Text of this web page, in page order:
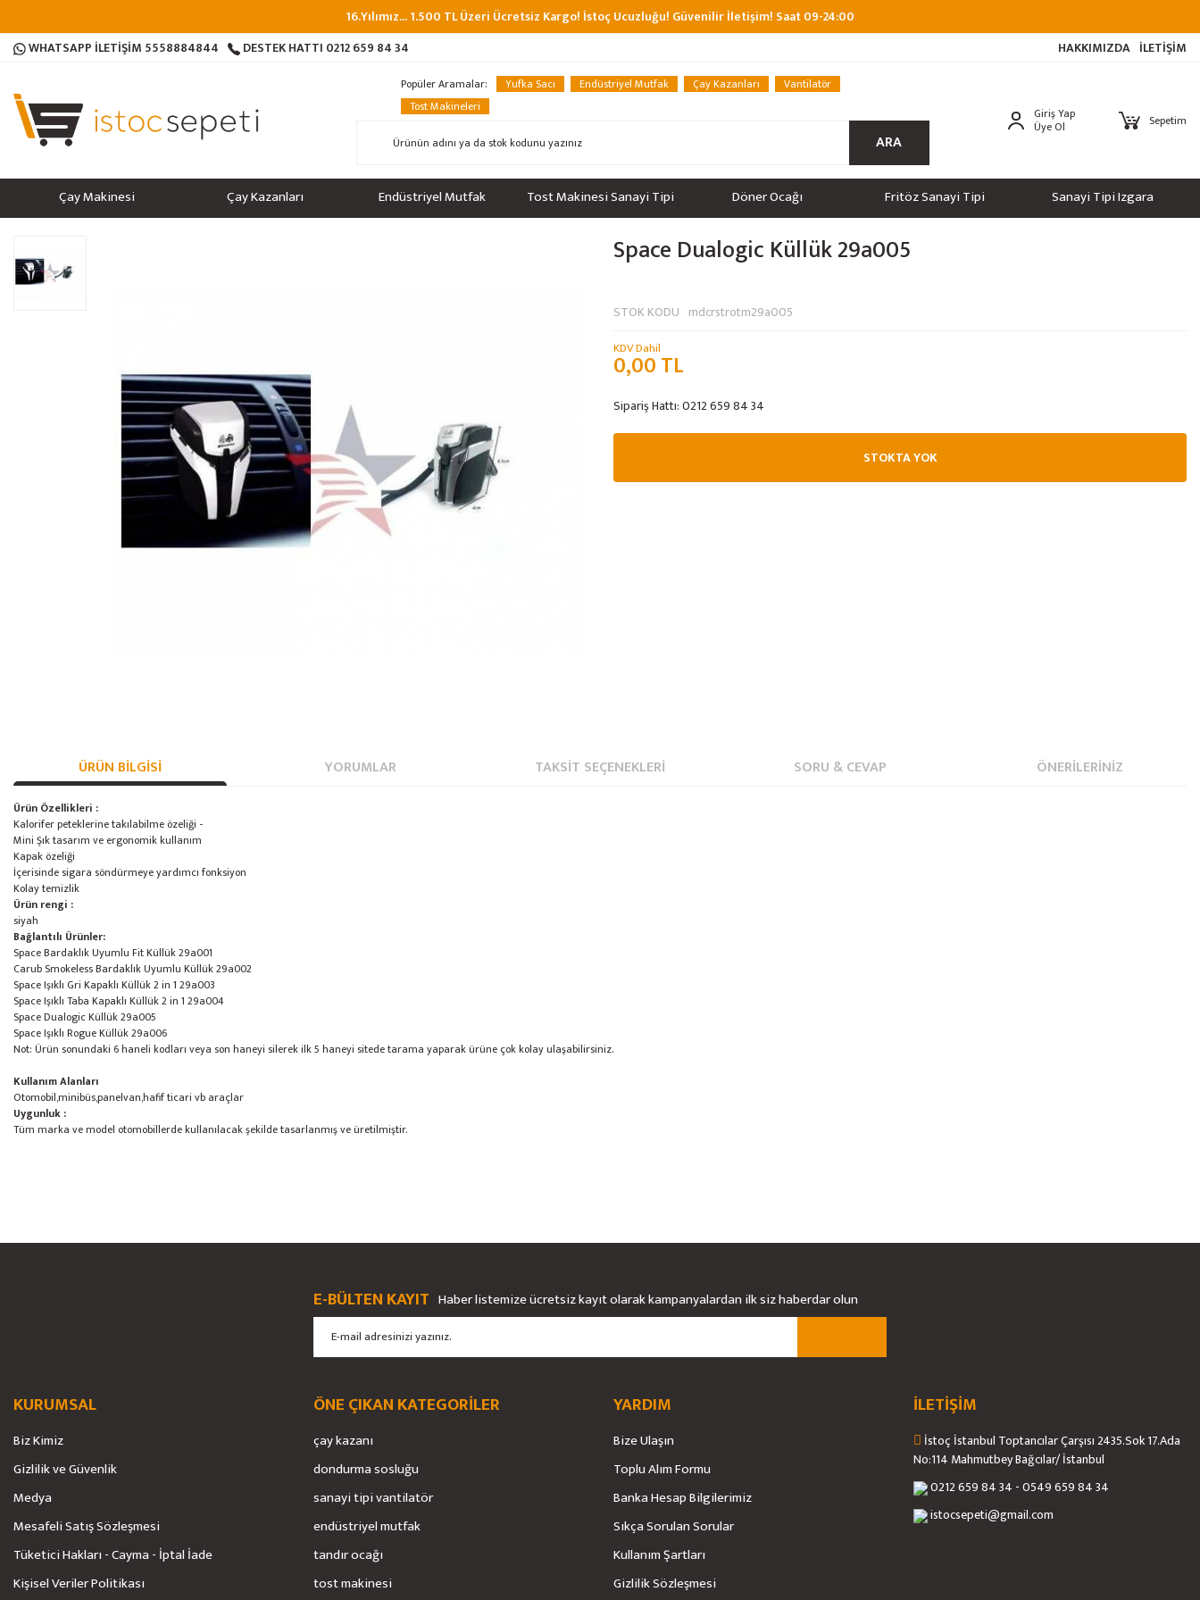
16.Yılımız... 1.500 TL Üzeri Ücretsiz Kargo! İstoç Ucuzluğu! Güvenilir İletişim! Saat 09-24:00
WHATSAPP İLETİŞİM 5558884844 DESTEK HATTI 0212 659 84 34 HAKKIMIZDA İLETİŞİM
Popüler Aramalar: Yufka Sacı Endüstriyel Mutfak Çay Kazanları
Vantilatör
Tost Makineleri
ARA
Giriş Yap
Üye Ol Sepetim
Çay Makinesi Çay Kazanları Endüstriyel Mutfak Tost Makinesi Sanayi Tipi Döner Ocağı Fritöz Sanayi Tipi Sanayi Tipi Izgara
Space Dualogic Küllük 29a005
STOK KODU mdcrstrotm29a005
KDV Dahil
0,00 TL
Sipariş Hattı:0212 659 84 34
STOKTA YOK
ÜRÜN BILGISI YORUMLAR TAKSIT SEÇENEKLERI SORU & CEVAP ÖNERILERINIZ
Ürün Özellikleri :
Kalorifer peteklerine takılabilme özeliği -
Mini Şık tasarım ve ergonomik kullanım
Kapak özeliği
İçerisinde sigara söndürmeye yardımcı fonksiyon
Kolay temizlik
Ürün rengi :
siyah
Bağlantılı Ürünler:
Space Bardaklık Uyumlu Fit Küllük 29a001
Carub Smokeless Bardaklık Uyumlu Küllük 29a002
Space Işıklı Gri Kapaklı Küllük 2 in 1 29a003
Space Işıklı Taba Kapaklı Küllük 2 in 1 29a004
Space Dualogic Küllük 29a005
Space Işıklı Rogue Küllük 29a006
Not: Ürün sonundaki 6 haneli kodları veya son haneyi silerek ilk 5 haneyi sitede tarama yaparak ürüne çok kolay ulaşabilirsiniz.
Kullanım Alanları
Otomobil,minibüs,panelvan,hafif ticari vb araçlar
Uygunluk :
Tüm marka ve model otomobillerde kullanılacak şekilde tasarlanmış ve üretilmiştir.
Bu ürüne ilk yorumu siz yapın!
Yorum Yaz
Soru Sor
Görüş ve önerileriniz için teşekkür ederiz.
Gönder
E-BÜLTEN KAYIT Haber listemize ücretsiz kayıt olarak kampanyalardan ilk siz haberdar olun
KURUMSAL
Biz Kimiz
Gizlilik ve Güvenlik
Medya
Mesafeli Satış Sözleşmesi
Tüketici Hakları - Cayma - İptal İade
Kişisel Veriler Politikası
ÖNE ÇIKAN KATEGORİLER
çay kazanı
dondurma sosluğu
sanayi tipi vantilatör
endüstriyel mutfak
tandır ocağı
tost makinesi
YARDIM
Bize Ulaşın
Toplu Alım Formu
Banka Hesap Bilgilerimiz
Sıkça Sorulan Sorular
Kullanım Şartları
Gizlilik Sözleşmesi
İLETİŞİM
İstoç İstanbul Toptancılar Çarşısı 2435.Sok 17.Ada
No:114 Mahmutbey Bağcılar/ İstanbul
0212 659 84 34 - 0549 659 84 34
istocsepeti@gmail.com